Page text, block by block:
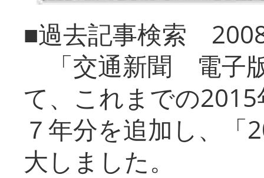
■過去記事検索
「交通新聞 電子
て、これまでの
７年分を追加し、「
大しまし